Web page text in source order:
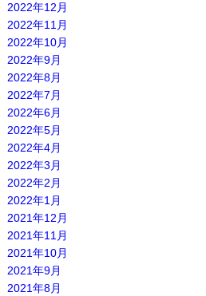
2022年12月
2022年11月
2022年10月
2022年9月
2022年8月
2022年7月
2022年6月
2022年5月
2022年4月
2022年3月
2022年2月
2022年1月
2021年12月
2021年11月
2021年10月
2021年9月
2021年8月